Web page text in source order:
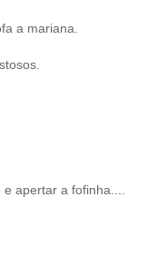
a mariana.
apertar a fofinha....